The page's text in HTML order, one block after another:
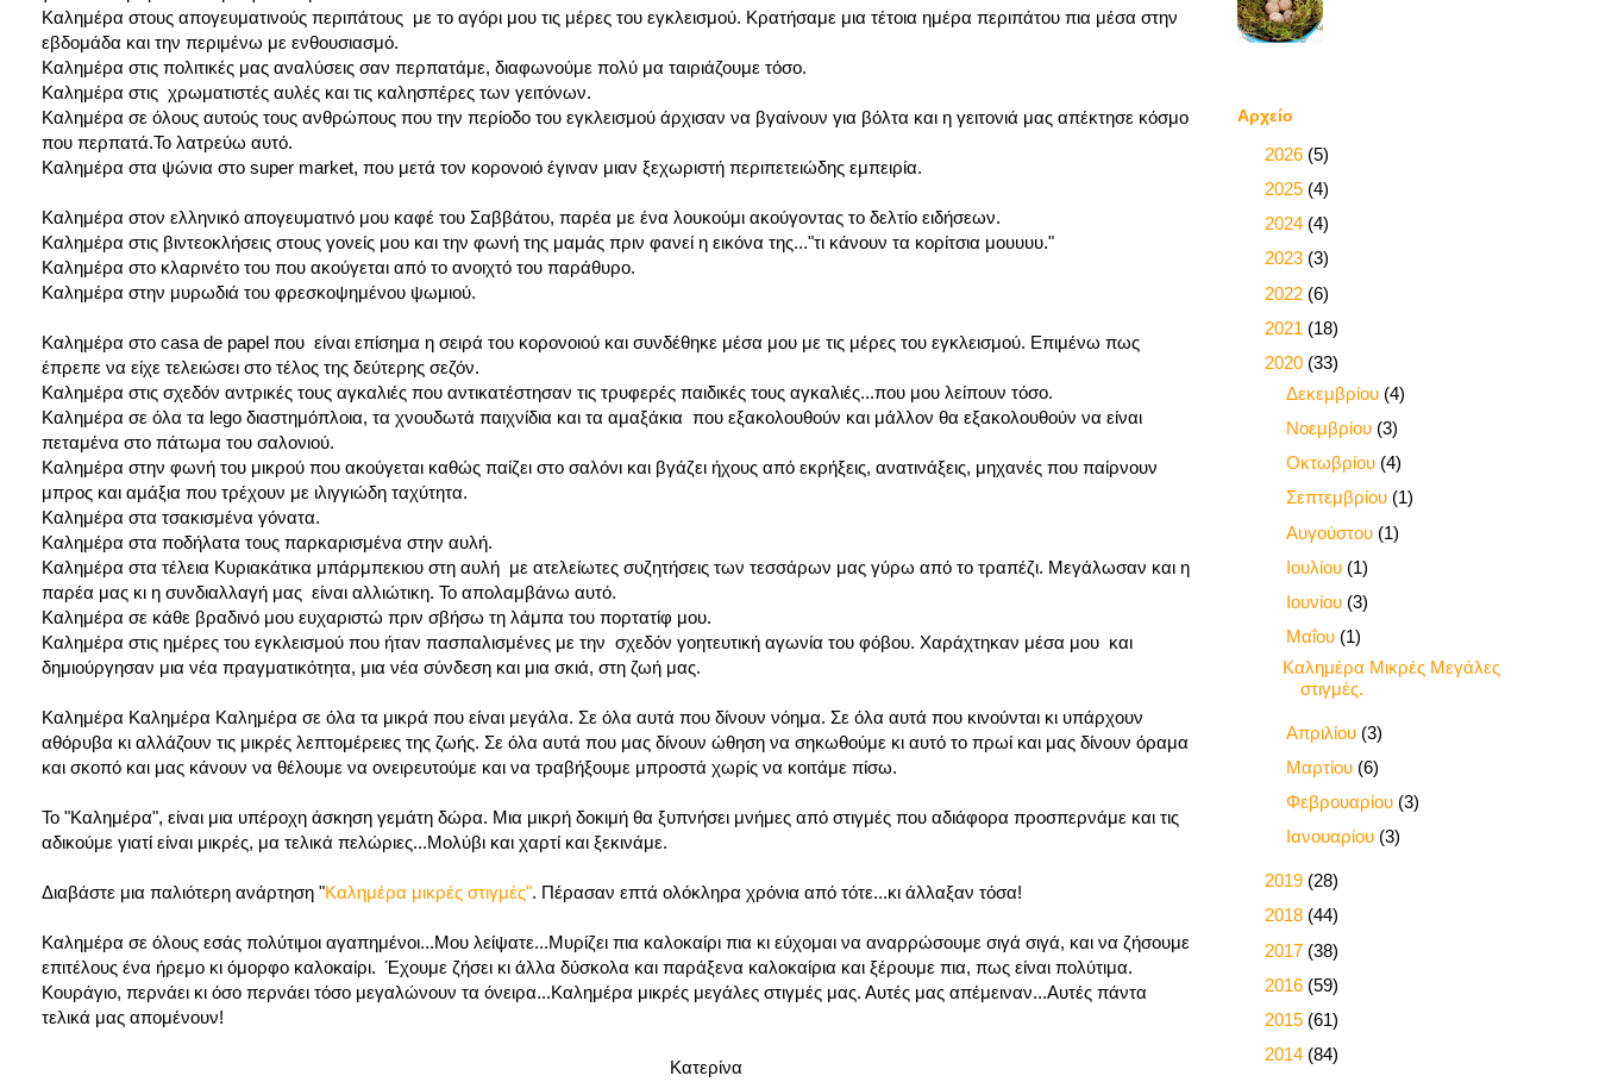
Καλημέρα στους απογευματινούς περιπάτους με το αγόρι μου τις μέρες του εγκλεισμού. Κρατήσαμε μια τέτοια ημέρα περιπάτου πια μέσα στην
εβδομάδα και την περιμένω με ενθουσιασμό.
Καλημέρα στις πολιτικές μας αναλύσεις σαν περπατάμε, διαφωνούμε πολύ μα ταιριάζουμε τόσο.
Καλημέρα στις χρωματιστές αυλές και τις καλησπέρες των γειτόνων.
Καλημέρα σε όλους αυτούς τους ανθρώπους που την περίοδο του εγκλεισμού άρχισαν να βγαίνουν για βόλτα και η γειτονιά μας απέκτησε κόσμο
που περπατά.Το λατρεύω αυτό.
Καλημέρα στα ψώνια στο super market, που μετά τον κορονοιό έγιναν μιαν ξεχωριστή περιπετειώδης εμπειρία.
Καλημέρα στον ελληνικό απογευματινό μου καφέ του Σαββάτου, παρέα με ένα λουκούμι ακούγοντας το δελτίο ειδήσεων.
Καλημέρα στις βιντεοκλήσεις στους γονείς μου και την φωνή της μαμάς πριν φανεί η εικόνα της..."τι κάνουν τα κορίτσια μουυυυ."
Καλημέρα στο κλαρινέτο του που ακούγεται από το ανοιχτό του παράθυρο.
Καλημέρα στην μυρωδιά του φρεσκοψημένου ψωμιού.
Καλημέρα στο casa de papel που είναι επίσημα η σειρά του κορονοιού και συνδέθηκε μέσα μου με τις μέρες του εγκλεισμού. Επιμένω πως
έπρεπε να είχε τελειώσει στο τέλος της δεύτερης σεζόν.
Καλημέρα στις σχεδόν αντρικές τους αγκαλιές που αντικατέστησαν τις τρυφερές παιδικές τους αγκαλιές...που μου λείπουν τόσο.
Καλημέρα σε όλα τα lego διαστημόπλοια, τα χνουδωτά παιχνίδια και τα αμαξάκια που εξακολουθούν και μάλλον θα εξακολουθούν να είναι
πεταμένα στο πάτωμα του σαλονιού.
Καλημέρα στην φωνή του μικρού που ακούγεται καθώς παίζει στο σαλόνι και βγάζει ήχους από εκρήξεις, ανατινάξεις, μηχανές που παίρνουν
μπρος και αμάξια που τρέχουν με ιλιγγιώδη ταχύτητα.
Καλημέρα στα τσακισμένα γόνατα.
Καλημέρα στα ποδήλατα τους παρκαρισμένα στην αυλή.
Καλημέρα στα τέλεια Κυριακάτικα μπάρμπεκιου στη αυλή με ατελείωτες συζητήσεις των τεσσάρων μας γύρω από το τραπέζι. Μεγάλωσαν και η
παρέα μας κι η συνδιαλλαγή μας είναι αλλιώτικη. Το απολαμβάνω αυτό.
Καλημέρα σε κάθε βραδινό μου ευχαριστώ πριν σβήσω τη λάμπα του πορτατίφ μου.
Καλημέρα στις ημέρες του εγκλεισμού που ήταν πασπαλισμένες με την σχεδόν γοητευτική αγωνία του φόβου. Χαράχτηκαν μέσα μου και
δημιούργησαν μια νέα πραγματικότητα, μια νέα σύνδεση και μια σκιά, στη ζωή μας.
Καλημέρα Καλημέρα Καλημέρα σε όλα τα μικρά που είναι μεγάλα. Σε όλα αυτά που δίνουν νόημα. Σε όλα αυτά που κινούνται κι υπάρχουν
αθόρυβα κι αλλάζουν τις μικρές λεπτομέρειες της ζωής. Σε όλα αυτά που μας δίνουν ώθηση να σηκωθούμε κι αυτό το πρωί και μας δίνουν όραμα
και σκοπό και μας κάνουν να θέλουμε να ονειρευτούμε και να τραβήξουμε μπροστά χωρίς να κοιτάμε πίσω.
Το "Καλημέρα", είναι μια υπέροχη άσκηση γεμάτη δώρα. Μια μικρή δοκιμή θα ξυπνήσει μνήμες από στιγμές που αδιάφορα προσπερνάμε και τις
αδικούμε γιατί είναι μικρές, μα τελικά πελώριες...Μολύβι και χαρτί και ξεκινάμε.
Διαβάστε μια παλιότερη ανάρτηση "Καλημέρα μικρές στιγμές". Πέρασαν επτά ολόκληρα χρόνια από τότε...κι άλλαξαν τόσα!
Καλημέρα σε όλους εσάς πολύτιμοι αγαπημένοι...Μου λείψατε...Μυρίζει πια καλοκαίρι πια κι εύχομαι να αναρρώσουμε σιγά σιγά, και να ζήσουμε
επιτέλους ένα ήρεμο κι όμορφο καλοκαίρι. Έχουμε ζήσει κι άλλα δύσκολα και παράξενα καλοκαίρια και ξέρουμε πια, πως είναι πολύτιμα.
Κουράγιο, περνάει κι όσο περνάει τόσο μεγαλώνουν τα όνειρα...Καλημέρα μικρές μεγάλες στιγμές μας. Αυτές μας απέμειναν...Αυτές πάντα
τελικά μας απομένουν!
Κατερίνα
Αρχείο
2026 (5)
2025 (4)
2024 (4)
2023 (3)
2022 (6)
2021 (18)
2020 (33)
Δεκεμβρίου (4)
Νοεμβρίου (3)
Οκτωβρίου (4)
Σεπτεμβρίου (1)
Αυγούστου (1)
Ιουλίου (1)
Ιουνίου (3)
Μαΐου (1)
Καλημέρα Μικρές Μεγάλες
στιγμές.
Απριλίου (3)
Μαρτίου (6)
Φεβρουαρίου (3)
Ιανουαρίου (3)
2019 (28)
2018 (44)
2017 (38)
2016 (59)
2015 (61)
2014 (84)